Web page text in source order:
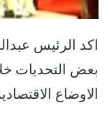
اكد الرئيس
بعض التحديات
الاوضاع